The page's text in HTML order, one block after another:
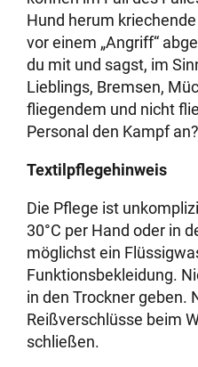
Hund herum
vor einem „Angriff“
du mit und sagst, im
Lieblings, Bremsen,
fliegendem und nicht
Personal den Kampf an?
Textilpflegehinweis
Die Pflege ist
30°C per Hand oder in
möglichst ein
Funktionsbekleidung.
in den Trockner geben.
Reißverschlüsse beim
schließen.